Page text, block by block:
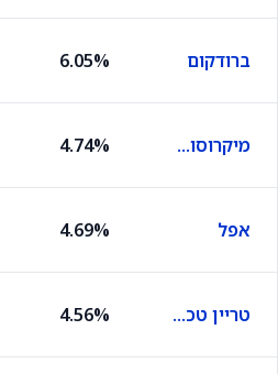
ברודקום 6.05%
מיקרוסופט 4.74%
אפל 4.69%
טריין טכנולוג'יז 4.56%